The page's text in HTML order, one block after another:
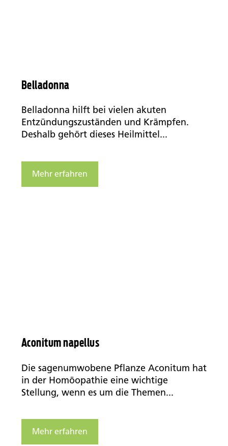
Belladonna
Belladonna hilft bei vielen akuten
Entzündungszuständen und Krämpfen.
Deshalb gehört dieses Heilmittel...
Mehr erfahren
Aconitum napellus
Die sagenumwobene Pflanze Aconitum hat
in der Homöopathie eine wichtige
Stellung, wenn es um die Themen...
Mehr erfahren